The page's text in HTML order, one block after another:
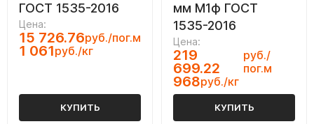
ГОСТ 1535-2016
Цена:
15 726.76руб./пог.м
1 061руб./кг
КУПИТЬ
мм М1ф ГОСТ
1535-2016
Цена:
219
699.22
руб./
пог.м
968руб./кг
КУПИТЬ